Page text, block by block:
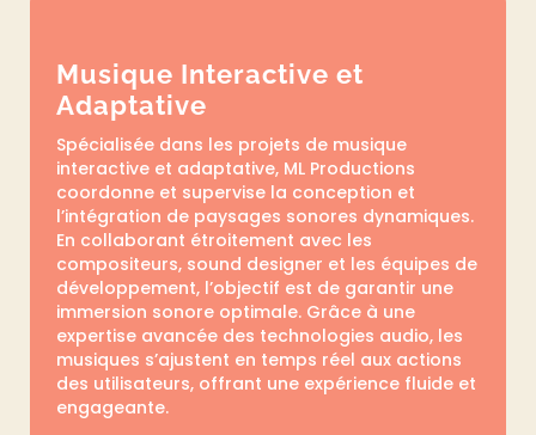
Musique Interactive et
Adaptative
Spécialisée dans les projets de musique
interactive et adaptative, ML Productions
coordonne et supervise la conception et
l’intégration de paysages sonores dynamiques.
En collaborant étroitement avec les
compositeurs, sound designer et les équipes de
développement, l’objectif est de garantir une
immersion sonore optimale. Grâce à une
expertise avancée des technologies audio, les
musiques s’ajustent en temps réel aux actions
des utilisateurs, offrant une expérience fluide et
engageante.